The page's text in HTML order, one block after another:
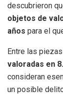
descubrieron
objetos de
años para el
Entre las
valoradas en
consideran
un posible